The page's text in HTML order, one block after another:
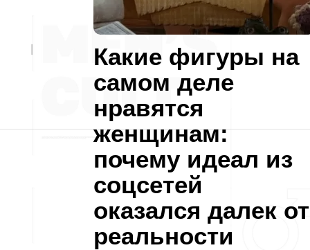
Какие фигуры на
самом деле
нравятся
женщинам:
почему идеал из
соцсетей
оказался далек от
реальности